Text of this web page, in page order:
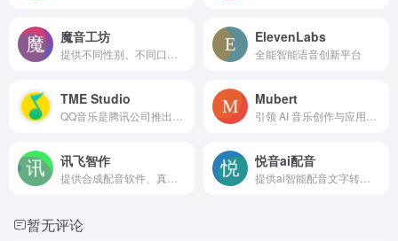
魔音工坊 ElevenLabs
全能智能语音创新平台
TME Studio Mubert
讯飞智作 悦音ai配音
暂无评论